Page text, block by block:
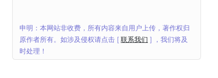
申明：本网站非收费，所有内容来自用户上传，著作权归
原作者所有。如涉及侵权请点击 [ 联系我们 ] ，我们将及
时处理！